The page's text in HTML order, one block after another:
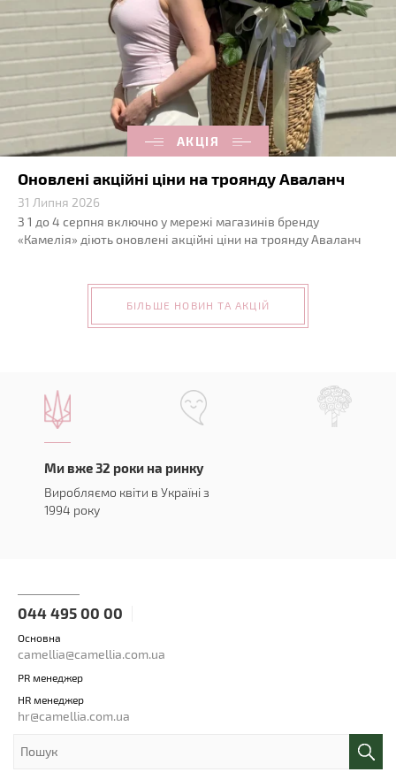
АКЦІЯ
Оновлені акційні ціни на троянду Аваланч
31 Липня 2026
З 1 до 4 серпня включно у мережі магазинів бренду
«Камелія» діють оновлені акційні ціни на троянду Аваланч
БІЛЬШЕ НОВИН ТА АКЦІЙ
Ми вже 32 роки на ринку
Виробляємо квіти в Україні з
1994 року
044 495 00 00
Основна
camellia@camellia.com.ua
PR менеджер
HR менеджер
hr@camellia.com.ua